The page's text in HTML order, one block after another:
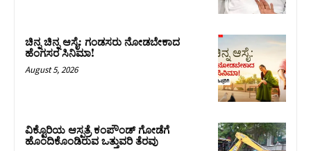
ಚಿನ್ನ ಚಿನ್ನ ಆಸೈ: ಗಂಡಸರು ನೋಡಬೇಕಾದ
ಹೆಂಗಸರ ಸಿನಿಮಾ!
August 5, 2026
ವಿಕ್ಟೊರಿಯ ಆಸ್ಪತ್ರೆ ಕಂಪೌಂಡ್ ಗೋಡೆಗೆ
ಹೊಂದಿಕೊಂಡಿರುವ ಒತ್ತುವರಿ ತೆರವು